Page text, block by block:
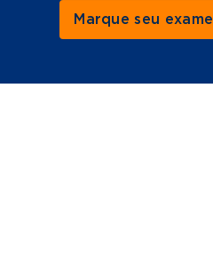
Marque seu exame